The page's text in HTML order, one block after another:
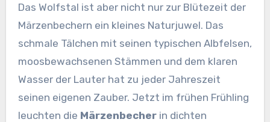
Das Wolfstal ist aber nicht nur zur Blütezeit der
Märzenbechern ein kleines Naturjuwel. Das
schmale Tälchen mit seinen typischen Albfelsen,
moosbewachsenen Stämmen und dem klaren
Wasser der Lauter hat zu jeder Jahreszeit
seinen eigenen Zauber. Jetzt im frühen Frühling
leuchten die Märzenbecher in dichten